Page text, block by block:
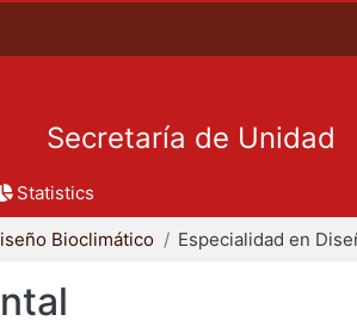
Secretaría de Unidad
Statistics
Bioclimático